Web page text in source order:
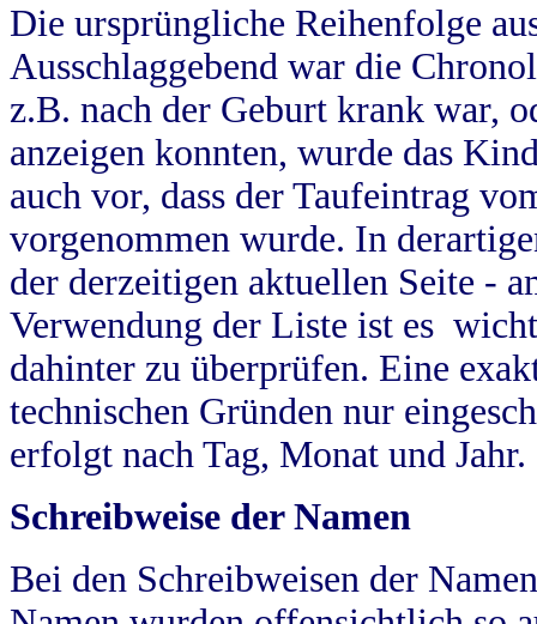
Die ursprüngliche Reihenfolge
Ausschlaggebend war die
z.B. nach der Geburt krank war,
anzeigen konnten, wurde das
auch vor, dass der Taufeintrag
vorgenommen wurde. In
der derzeitigen aktuellen Seite -
Verwendung der Liste ist es
dahinter zu überprüfen. Eine
technischen Gründen nur
erfolgt nach Tag, Monat und Jahr.
Schreibweise der Namen
Bei den Schreibweisen der